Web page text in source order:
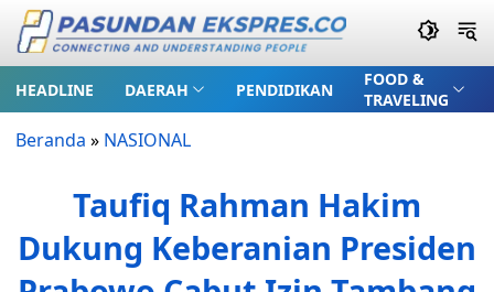
HEADLINE DAERAH PENDIDIKAN
FOOD &
TRAVELING
Beranda » NASIONAL
Taufiq Rahman Hakim
Dukung Keberanian Presiden